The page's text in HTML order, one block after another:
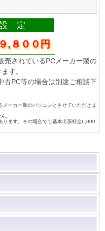
定
,８００円
売されているPCメーカー製の
す。
古PC等の場合は別途ご相談下
ーカー製のパソコンとさせていただきま
。
ます。その場合でも基本出張料金6,000